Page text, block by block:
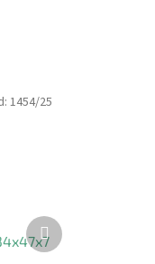
1454/25
Další
produkt